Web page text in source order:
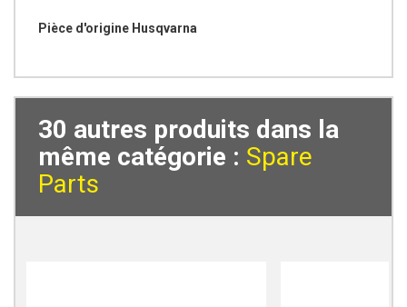
Pièce d'origine Husqvarna
30 autres produits dans la
même catégorie : Spare
Parts